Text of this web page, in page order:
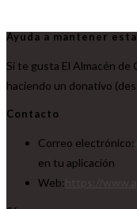
Ayuda a mantener
Si te gusta El Almacén
haciendo un donativo
Contacto
Correo electrónico:
en tu aplicación
Web: